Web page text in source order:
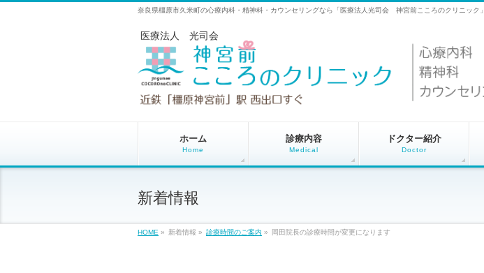
奈良県橿原市久米町の心療内科・精神科・カウンセリングなら「医療法人光司会 神宮前こころのクリニック」
医療法人 光司会
ホーム
Home
診療内容
Medical
ドクター紹介
Doctor
新着情報
HOME » 新着情報 » 診療時間のご案内 » 岡田院長の診療時間が変更になります